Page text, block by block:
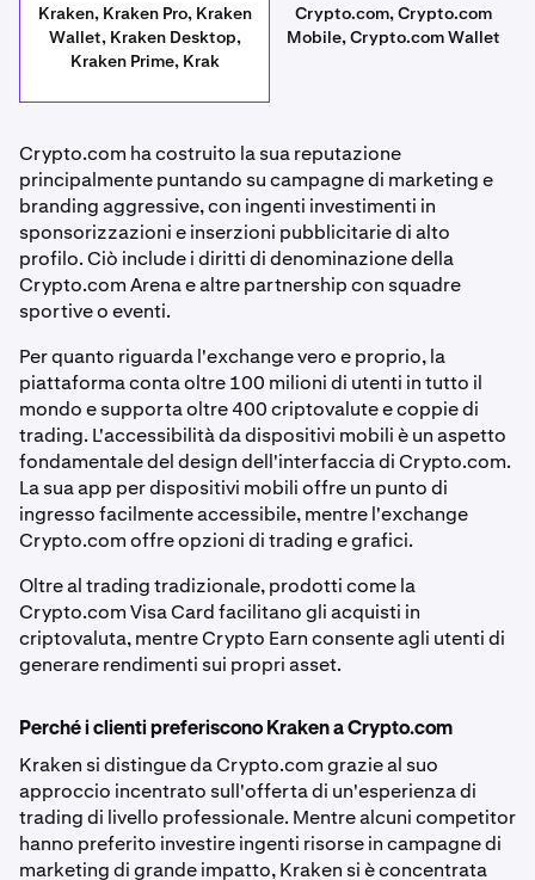
Kraken, Kraken Pro, Kraken
Wallet, Kraken Desktop,
Kraken Prime, Krak
Crypto.com, Crypto.com
Mobile, Crypto.com Wallet
Crypto.com ha costruito la sua reputazione
principalmente puntando su campagne di marketing e
branding aggressive, con ingenti investimenti in
sponsorizzazioni e inserzioni pubblicitarie di alto
profilo. Ciò include i diritti di denominazione della
Crypto.com Arena e altre partnership con squadre
sportive o eventi.
Per quanto riguarda l'exchange vero e proprio, la
piattaforma conta oltre 100 milioni di utenti in tutto il
mondo e supporta oltre 400 criptovalute e coppie di
trading. L'accessibilità da dispositivi mobili è un aspetto
fondamentale del design dell'interfaccia di Crypto.com.
La sua app per dispositivi mobili offre un punto di
ingresso facilmente accessibile, mentre l'exchange
Crypto.com offre opzioni di trading e grafici.
Oltre al trading tradizionale, prodotti come la
Crypto.com Visa Card facilitano gli acquisti in
criptovaluta, mentre Crypto Earn consente agli utenti di
generare rendimenti sui propri asset.
Perché i clienti preferiscono Kraken a Crypto.com
Kraken si distingue da Crypto.com grazie al suo
approccio incentrato sull'offerta di un'esperienza di
trading di livello professionale. Mentre alcuni competitor
hanno preferito investire ingenti risorse in campagne di
marketing di grande impatto, Kraken si è concentrata